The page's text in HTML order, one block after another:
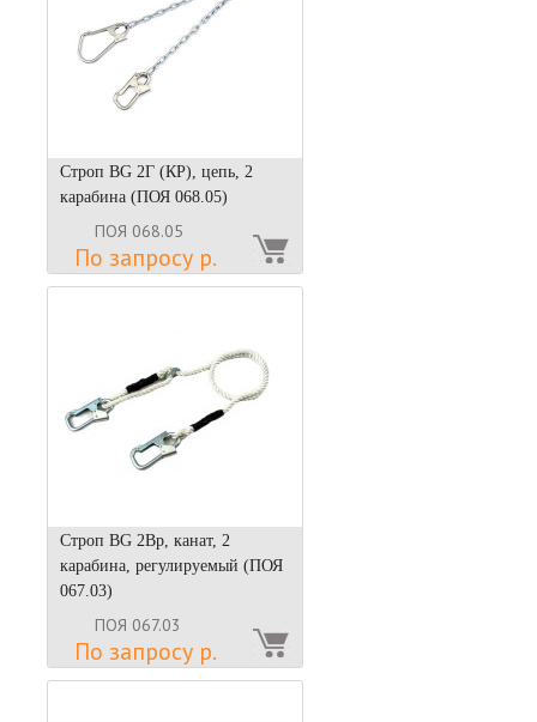
Строп BG 2Г (КР), цепь, 2
карабина (ПОЯ 068.05)
ПОЯ 068.05
По запросу р.
Строп BG 2Вр, канат, 2
карабина, регулируемый (ПОЯ
067.03)
ПОЯ 067.03
По запросу р.